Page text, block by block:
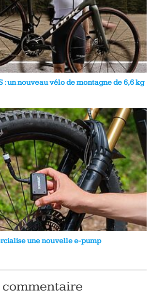
: un nouveau vélo de montagne de 6,6 kg
une nouvelle e-pump
commentaire